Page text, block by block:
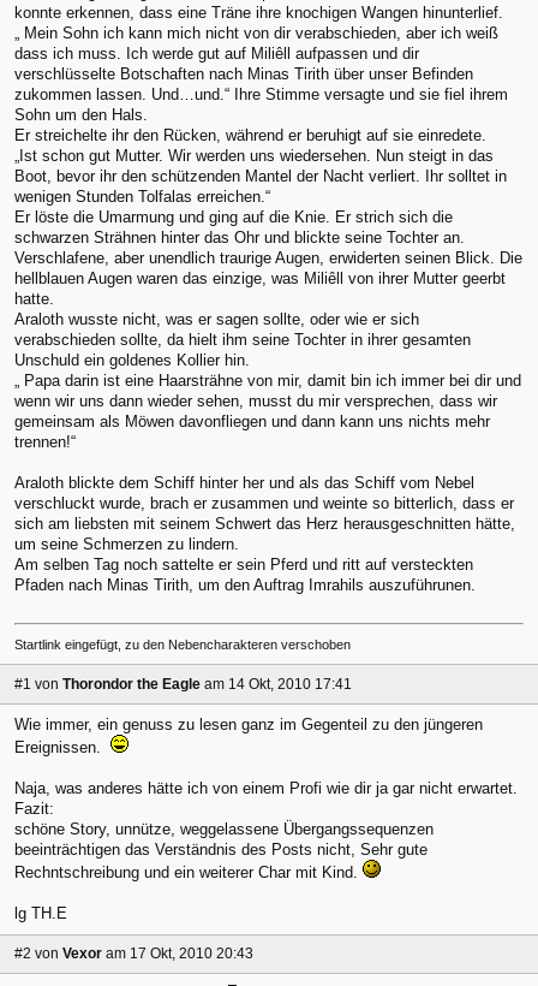
konnte erkennen, dass eine Träne ihre knochigen Wangen hinunterlief.
„ Mein Sohn ich kann mich nicht von dir verabschieden, aber ich weiß
dass ich muss. Ich werde gut auf Miliêll aufpassen und dir
verschlüsselte Botschaften nach Minas Tirith über unser Befinden
zukommen lassen. Und…und.“ Ihre Stimme versagte und sie fiel ihrem
Sohn um den Hals.
Er streichelte ihr den Rücken, während er beruhigt auf sie einredete.
„Ist schon gut Mutter. Wir werden uns wiedersehen. Nun steigt in das
Boot, bevor ihr den schützenden Mantel der Nacht verliert. Ihr solltet in
wenigen Stunden Tolfalas erreichen.“
Er löste die Umarmung und ging auf die Knie. Er strich sich die
schwarzen Strähnen hinter das Ohr und blickte seine Tochter an.
Verschlafene, aber unendlich traurige Augen, erwiderten seinen Blick. Die
hellblauen Augen waren das einzige, was Miliêll von ihrer Mutter geerbt
hatte.
Araloth wusste nicht, was er sagen sollte, oder wie er sich
verabschieden sollte, da hielt ihm seine Tochter in ihrer gesamten
Unschuld ein goldenes Kollier hin.
„ Papa darin ist eine Haarsträhne von mir, damit bin ich immer bei dir und
wenn wir uns dann wieder sehen, musst du mir versprechen, dass wir
gemeinsam als Möwen davonfliegen und dann kann uns nichts mehr
trennen!“
Araloth blickte dem Schiff hinter her und als das Schiff vom Nebel
verschluckt wurde, brach er zusammen und weinte so bitterlich, dass er
sich am liebsten mit seinem Schwert das Herz herausgeschnitten hätte,
um seine Schmerzen zu lindern.
Am selben Tag noch sattelte er sein Pferd und ritt auf versteckten
Pfaden nach Minas Tirith, um den Auftrag Imrahils auszuführunen.
Startlink eingefügt, zu den Nebencharakteren verschoben
#1 von Thorondor the Eagle am 14 Okt, 2010 17:41
Wie immer, ein genuss zu lesen ganz im Gegenteil zu den jüngeren
Ereignissen.
Naja, was anderes hätte ich von einem Profi wie dir ja gar nicht erwartet.
Fazit:
schöne Story, unnütze, weggelassene Übergangssequenzen
beeinträchtigen das Verständnis des Posts nicht, Sehr gute
Rechntschreibung und ein weiterer Char mit Kind.
lg TH.E
#2 von Vexor am 17 Okt, 2010 20:43